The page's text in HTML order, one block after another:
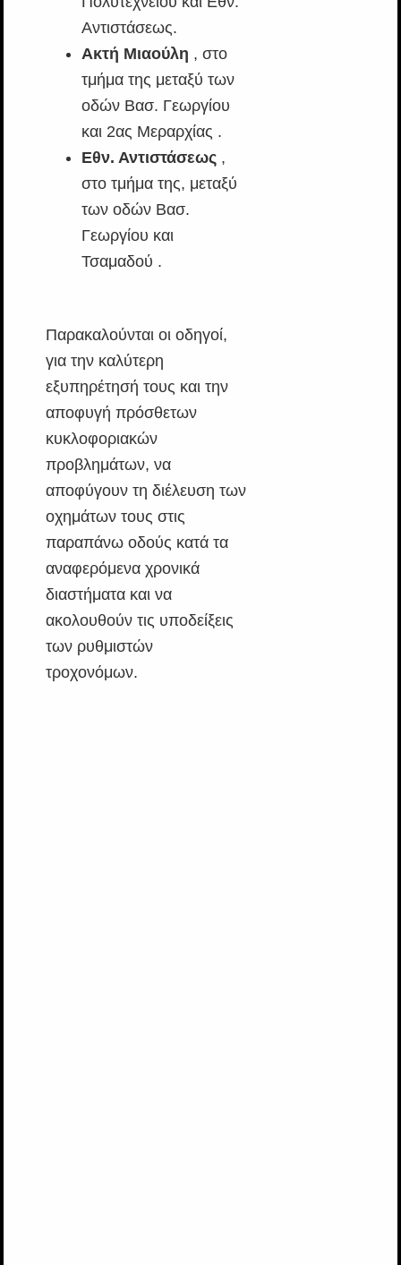
Αντιστάσεως.
Ακτή Μιαούλη , στο
τμήμα της μεταξύ των
οδών Βασ. Γεωργίου
και 2ας Μεραρχίας .
Εθν. Αντιστάσεως,
στο τμήμα της, μεταξύ
των οδών Βασ.
Γεωργίου και
Τσαμαδού .
Παρακαλούνται οι οδηγοί,
για την καλύτερη
εξυπηρέτησή τους και την
αποφυγή πρόσθετων
κυκλοφοριακών
προβλημάτων, να
αποφύγουν τη διέλευση των
οχημάτων τους στις
παραπάνω οδούς κατά τα
αναφερόμενα χρονικά
διαστήματα και να
ακολουθούν τις υποδείξεις
των ρυθμιστών
τροχονόμων.